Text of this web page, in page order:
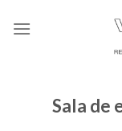
Sala de